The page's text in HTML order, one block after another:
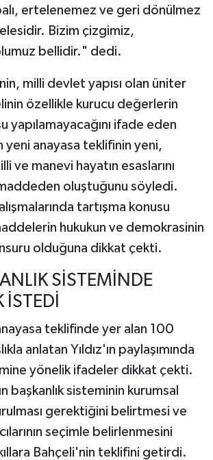
ertelenemez ve geri dönülmez
Bizim çizgimiz,
bellidir." dedi.
milli devlet yapısı olan üniter
özellikle kurucu değerlerin
yapılamayacağını ifade eden
yeni anayasa teklifinin yeni,
ve manevi hayatın esaslarını
oluştuğunu söyledi.
tartışma konusu
hukukun ve demokrasinin
olduğuna dikkat çekti.
SİSTEMİNDE
İSTEDİ
teklifinde yer alan 100
anlatan Yıldız'ın paylaşımında
yönelik ifadeler dikkat çekti.
başkanlık sisteminin kurumsal
gerektiğini belirtmesi ve
seçimle belirlenmesini
Bahçeli'nin teklifini getirdi.